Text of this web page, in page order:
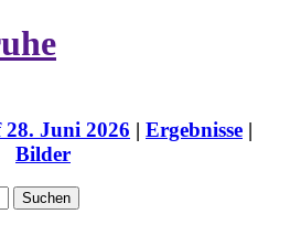
Juni 2026 | Ergebnisse |
Bilder
Suchen